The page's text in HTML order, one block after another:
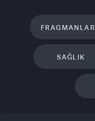
FRAGMANLAR
SAĞLIK